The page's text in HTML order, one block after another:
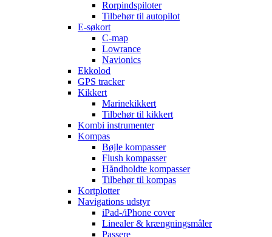
Rorpindspiloter
Tilbehør til autopilot
E-søkort
C-map
Lowrance
Navionics
Ekkolod
GPS tracker
Kikkert
Marinekikkert
Tilbehør til kikkert
Kombi instrumenter
Kompas
Bøjle kompasser
Flush kompasser
Håndholdte kompasser
Tilbehør til kompas
Kortplotter
Navigations udstyr
iPad-/iPhone cover
Linealer & krængningsmåler
Passere